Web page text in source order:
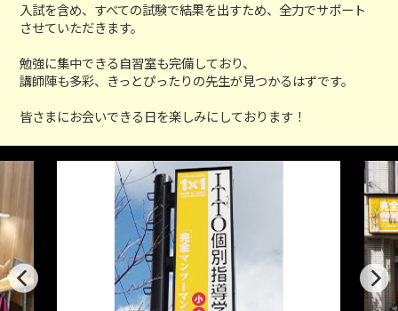
入試を含め、すべての試験で結果を出すため、全力でサポート
させていただきます。
勉強に集中できる自習室も完備しており、
講師陣も多彩、きっとぴったりの先生が見つかるはずです。
皆さまにお会いできる日を楽しみにしております！